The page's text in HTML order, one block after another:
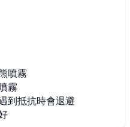
噴霧
霧
到抵抗時會退避